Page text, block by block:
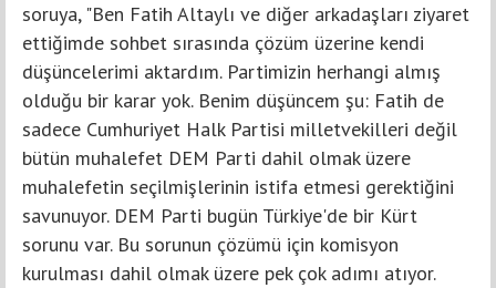
soruya, "Ben Fatih Altaylı ve diğer arkadaşları ziyaret
ettiğimde sohbet sırasında çözüm üzerine kendi
düşüncelerimi aktardım. Partimizin herhangi almış
olduğu bir karar yok. Benim düşüncem şu: Fatih de
sadece Cumhuriyet Halk Partisi milletvekilleri değil
bütün muhalefet DEM Parti dahil olmak üzere
muhalefetin seçilmişlerinin istifa etmesi gerektiğini
savunuyor. DEM Parti bugün Türkiye'de bir Kürt
sorunu var. Bu sorunun çözümü için komisyon
kurulması dahil olmak üzere pek çok adımı atıyor.